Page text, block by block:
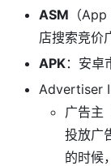
ASM （
店搜索竞价
APK：安卓
Advertiser
广告主
投放广
的时候